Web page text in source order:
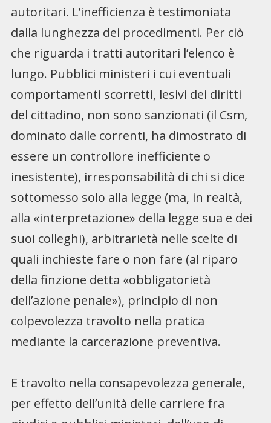
autoritari. L’inefficienza è testimoniata
dalla lunghezza dei procedimenti. Per ciò
che riguarda i tratti autoritari l’elenco è
lungo. Pubblici ministeri i cui eventuali
comportamenti scorretti, lesivi dei diritti
del cittadino, non sono sanzionati (il Csm,
dominato dalle correnti, ha dimostrato di
essere un controllore inefficiente o
inesistente), irresponsabilità di chi si dice
sottomesso solo alla legge (ma, in realtà,
alla «interpretazione» della legge sua e dei
suoi colleghi), arbitrarietà nelle scelte di
quali inchieste fare o non fare (al riparo
della finzione detta «obbligatorietà
dell’azione penale»), principio di non
colpevolezza travolto nella pratica
mediante la carcerazione preventiva.
E travolto nella consapevolezza generale,
per effetto dell’unità delle carriere fra